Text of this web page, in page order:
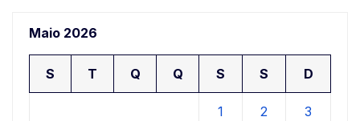
Maio 2026
S T Q Q S S D
1 2 3